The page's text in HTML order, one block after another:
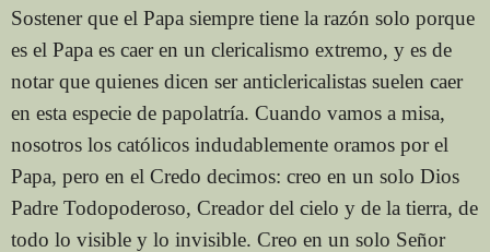
Sostener que el Papa siempre tiene la razón solo porque
es el Papa es caer en un clericalismo extremo, y es de
notar que quienes dicen ser anticlericalistas suelen caer
en esta especie de papolatría. Cuando vamos a misa,
nosotros los católicos indudablemente oramos por el
Papa, pero en el Credo decimos: creo en un solo Dios
Padre Todopoderoso, Creador del cielo y de la tierra, de
todo lo visible y lo invisible. Creo en un solo Señor